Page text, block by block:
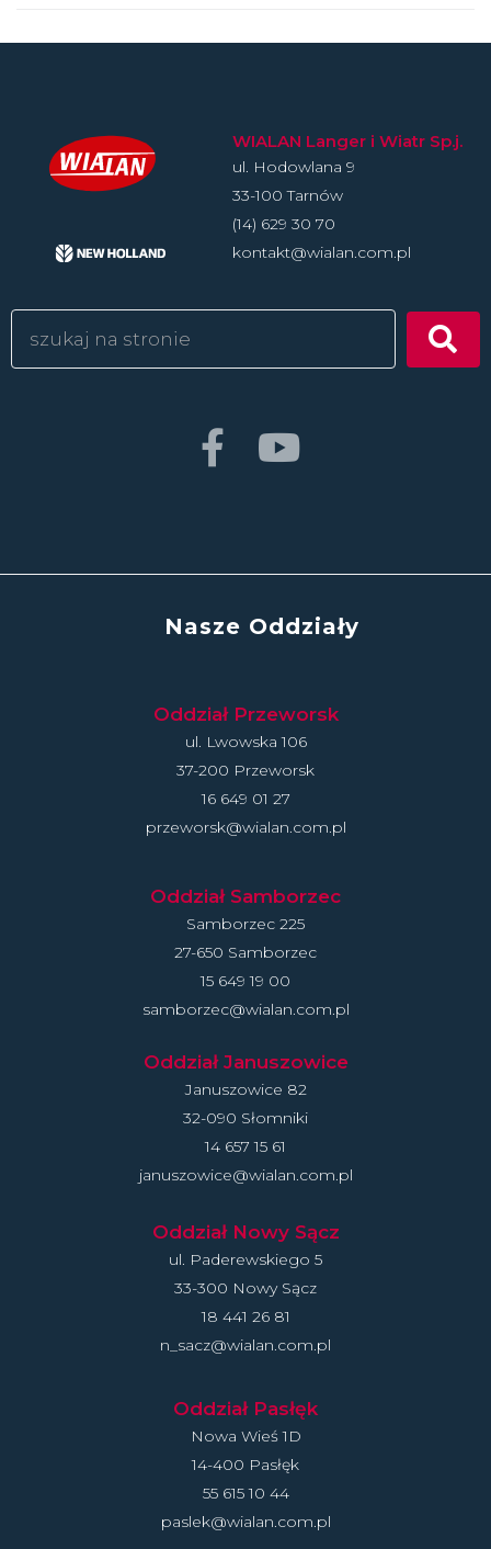
WIALAN Langer i Wiatr Sp.j.
ul. Hodowlan­a 9
33-100 Tarnów
(14) 629 30 70
kontakt@wialan.com.pl
Nasze Oddziały
Oddział Przeworsk
ul. Lwowska 106
37-200 Przeworsk
16 649 01 27
przeworsk@wialan.com.pl
Oddział Samborzec
Samborzec 225
27-650 Samborzec
15 649 19 00
samborzec@wialan.com.pl
Oddział Januszowice
Januszowice 82
32-090 Słomniki
14 657 15 61
januszowice@wialan.com.pl
Oddział Nowy Sącz
ul. Paderewskiego 5
33-300 Nowy Sącz
18 441 26 81
n_sacz@wialan.com.pl
Oddział Pasłęk
Nowa Wieś 1D
14-400 Pasłęk
55 615 10 44
paslek@wialan.com.pl